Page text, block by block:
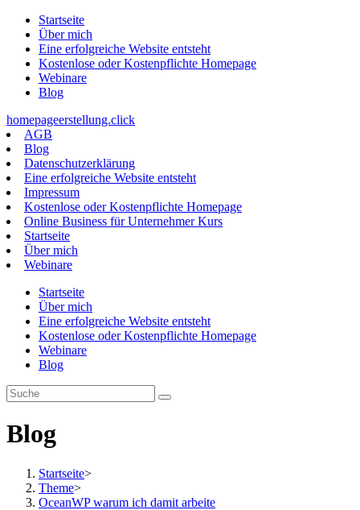
Zum
Inhalt
springen
Startseite
Über mich
Eine erfolgreiche Website entsteht
Kostenlose oder Kostenpflichte Homepage
Webinare
Blog
homepageerstellung.click
AGB
Blog
Datenschutzerklärung
Eine erfolgreiche Website entsteht
Impressum
Kostenlose oder Kostenpflichte Homepage
Online Business für Unternehmer Kurs
Startseite
Über mich
Webinare
Startseite
Über mich
Eine erfolgreiche Website entsteht
Kostenlose oder Kostenpflichte Homepage
Webinare
Blog
Blog
Startseite>
Theme>
OceanWP warum ich damit arbeite